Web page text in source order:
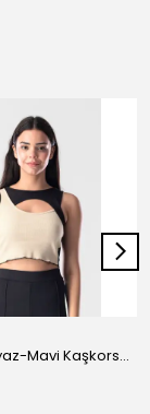
2 Renkli Beyaz-Mavi Kaşkorse Asimetrik Crop Atlet Bluz Top - siyah-bej